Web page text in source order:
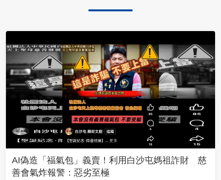
AI偽造「福氣包」義賣！利用白沙屯媽祖詐財 慈
善會氣炸報警：惡劣至極